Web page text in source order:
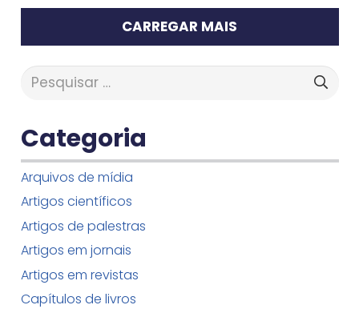
CARREGAR MAIS
Pesquisar
Categoria
Arquivos de mídia
Artigos científicos
Artigos de palestras
Artigos em jornais
Artigos em revistas
Capítulos de livros